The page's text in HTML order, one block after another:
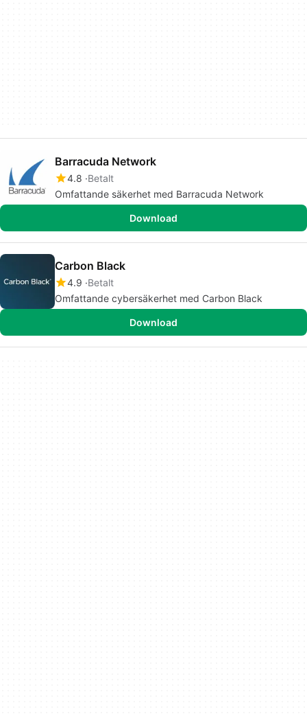
Barracuda Network
4.8 Betalt
Omfattande säkerhet med Barracuda Network
Download
Carbon Black
4.9 Betalt
Omfattande cybersäkerhet med Carbon Black
Download